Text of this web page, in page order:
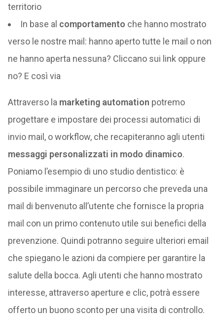
territorio
In base al comportamento che hanno mostrato
verso le nostre mail: hanno aperto tutte le mail o non
ne hanno aperta nessuna? Cliccano sui link oppure
no? E così via
Attraverso la marketing automation potremo
progettare e impostare dei processi automatici di
invio mail, o workflow, che recapiteranno agli utenti
messaggi personalizzati in modo dinamico.
Poniamo l’esempio di uno studio dentistico: è
possibile immaginare un percorso che preveda una
mail di benvenuto all’utente che fornisce la propria
mail con un primo contenuto utile sui benefici della
prevenzione. Quindi potranno seguire ulteriori email
che spiegano le azioni da compiere per garantire la
salute della bocca. Agli utenti che hanno mostrato
interesse, attraverso aperture e clic, potrà essere
offerto un buono sconto per una visita di controllo.